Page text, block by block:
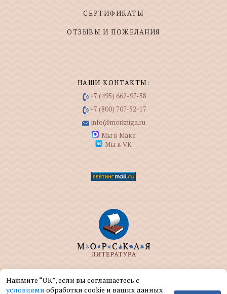
СЕРТИФИКАТЫ
ОТЗЫВЫ И ПОЖЕЛАНИЯ
НАШИ КОНТАКТЫ:
+7 (495) 662-97-58
+7 (800) 707-52-17
info@morkniga.ru
Мы в Макс
Мы в VK
ООО "МОРКНИГА" занимается изданием и
реализацией книг на морскую тематику.
Нажмите “ОК”, если вы соглашаетесь с
условиями обработки cookie и ваших данных